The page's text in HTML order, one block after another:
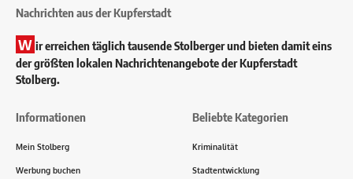
Nachrichten aus der Kupferstadt
W ir erreichen täglich tausende Stolberger und bieten damit eins
der größten lokalen Nachrichtenangebote der Kupferstadt
Stolberg.
Informationen
Mein Stolberg
Werbung buchen
Beliebte Kategorien
Kriminalität
Stadtentwicklung